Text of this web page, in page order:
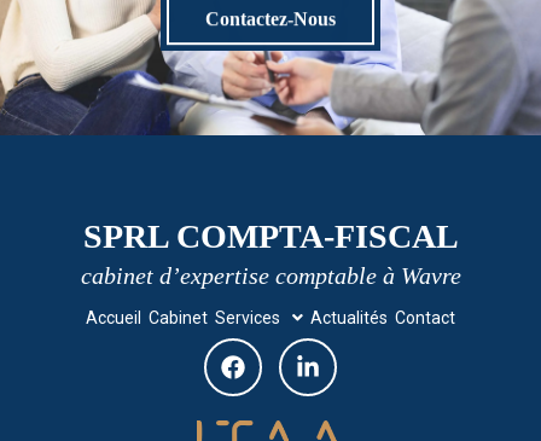
Contactez-Nous
SPRL COMPTA-FISCAL
cabinet d’expertise comptable à Wavre
Accueil Cabinet Services Actualités Contact